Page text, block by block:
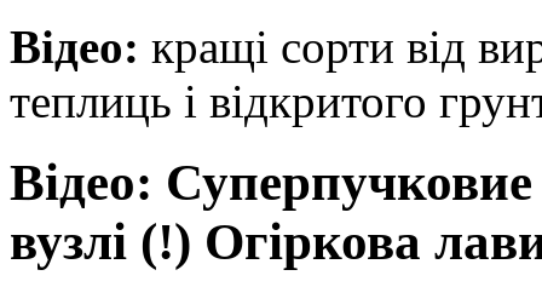
Відео: кращі сорти від
теплиць і відкритого
Відео: Суперпучковие
вузлі (!) Огіркова